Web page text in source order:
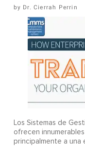
Dr. Cierrah Perrin
Los Sistemas de
ofrecen
principalmente a una